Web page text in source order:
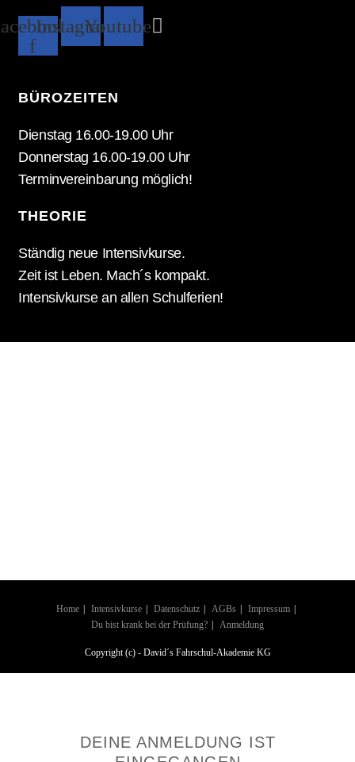
f
InstagramYoutube
BÜROZEITEN
Dienstag 16.00-19.00 Uhr
Donnerstag 16.00-19.00 Uhr
Terminvereinbarung möglich!
THEORIE
Ständig neue Intensivkurse.
Zeit ist Leben. Mach´s kompakt.
Intensivkurse an allen Schulferien!
Home Intensivkurse Datenschutz AGBs
Impressum
Du bist krank bei der Prüfung?
Anmeldung
Copyright (c) - David´s Fahrschul-Akademie KG
DEINE ANMELDUNG IST